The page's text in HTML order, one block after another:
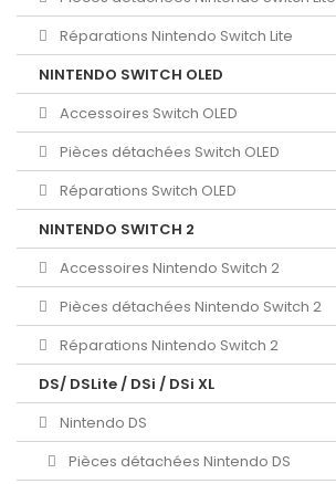
Réparations Nintendo Switch Lite
NINTENDO SWITCH OLED
Accessoires Switch OLED
Pièces détachées Switch OLED
Réparations Switch OLED
NINTENDO SWITCH 2
Accessoires Nintendo Switch 2
Pièces détachées Nintendo Switch 2
Réparations Nintendo Switch 2
DS/ DSLite / DSi / DSi XL
Nintendo DS
Pièces détachées Nintendo DS